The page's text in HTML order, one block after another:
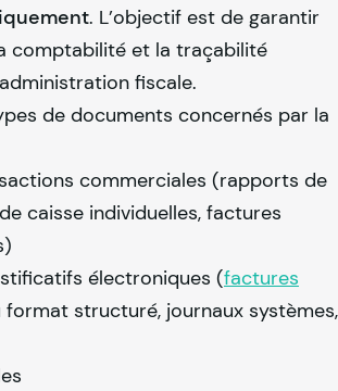
. L’objectif est de garantir
comptabilité et la traçabilité
fiscale.
de documents concernés par la
commerciales (rapports de
caisse individuelles, factures
électroniques (factures
format structuré, journaux systèmes,